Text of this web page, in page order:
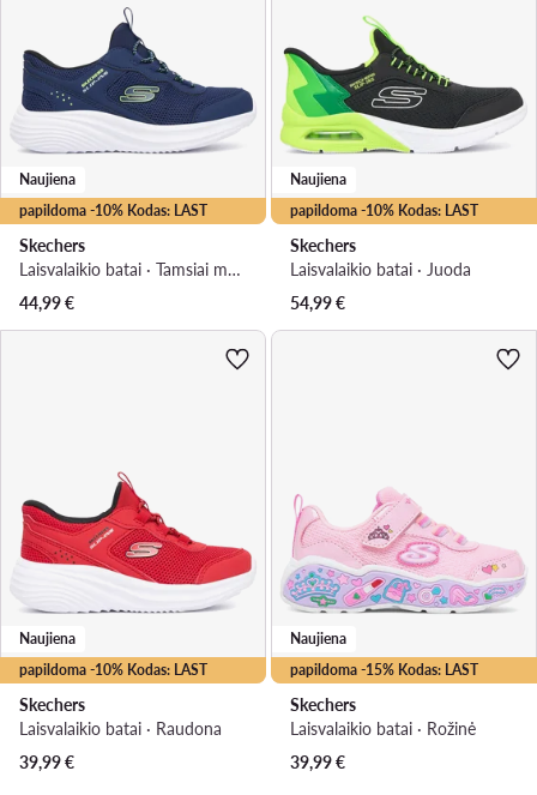
papildoma -10% Kodas: LAST
Naujiena
Skechers
Laisvalaikio batai · Tamsiai mėlyna
44,99€
papildoma -10% Kodas: LAST
Naujiena
Skechers
Laisvalaikio batai · Juoda
54,99€
papildoma -10% Kodas: LAST
Naujiena
Skechers
Laisvalaikio batai · Raudona
39,99€
papildoma -15% Kodas: LAST
Naujiena
Skechers
Laisvalaikio batai · Rožinė
39,99€